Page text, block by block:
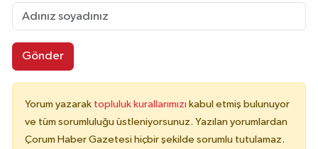
Gönder
Yorum yazarak topluluk kurallarımızı kabul etmiş bulunuyor
ve tüm sorumluluğu üstleniyorsunuz. Yazılan yorumlardan
Çorum Haber Gazetesi hiçbir şekilde sorumlu tutulamaz.